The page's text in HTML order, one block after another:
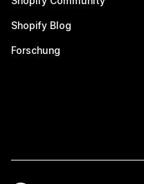
Shopify Blog
Forschung